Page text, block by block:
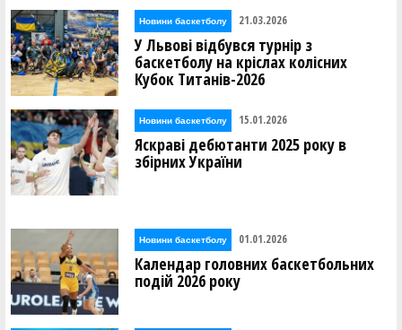
Новини баскетболу 21.03.2026
У Львові відбувся турнір з
баскетболу на кріслах колісних
Кубок Титанів-2026
Новини баскетболу 15.01.2026
Яскраві дебютанти 2025 року в
збірних України
Новини баскетболу 01.01.2026
Календар головних баскетбольних
подій 2026 року